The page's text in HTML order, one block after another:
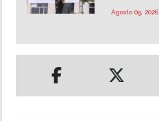
Agosto 09, 2026